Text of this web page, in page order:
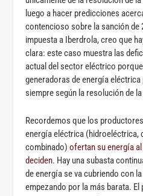
luego a hacer predicciones
contencioso sobre la sanción de
impuesta a Iberdrola, creo que
clara: este caso muestra las
actual del sector eléctrico
generadoras de energía
siempre según la resolución de
Recordemos que los
energía eléctrica (hidroeléctrica,
combinado)ofertan su energía
deciden. Hay una subasta
de energía se va cubriendo con
empezando por la más barata.